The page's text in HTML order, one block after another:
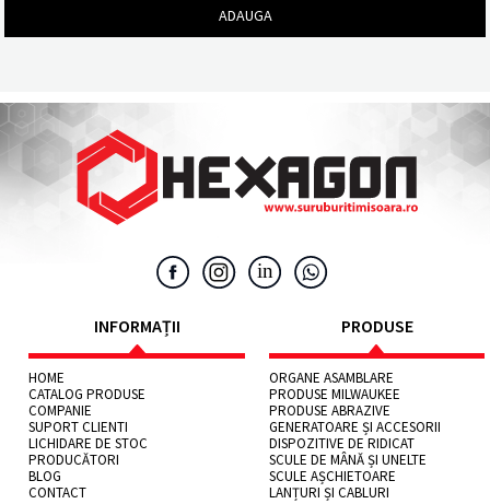
INFORMAȚII
HOME
CATALOG PRODUSE
COMPANIE
SUPORT CLIENTI
LICHIDARE DE STOC
PRODUCĂTORI
BLOG
CONTACT
PRODUSE
ORGANE ASAMBLARE
PRODUSE MILWAUKEE
PRODUSE ABRAZIVE
GENERATOARE ȘI ACCESORII
DISPOZITIVE DE RIDICAT
SCULE DE MÂNĂ ȘI UNELTE
SCULE AȘCHIETOARE
LANȚURI ȘI CABLURI